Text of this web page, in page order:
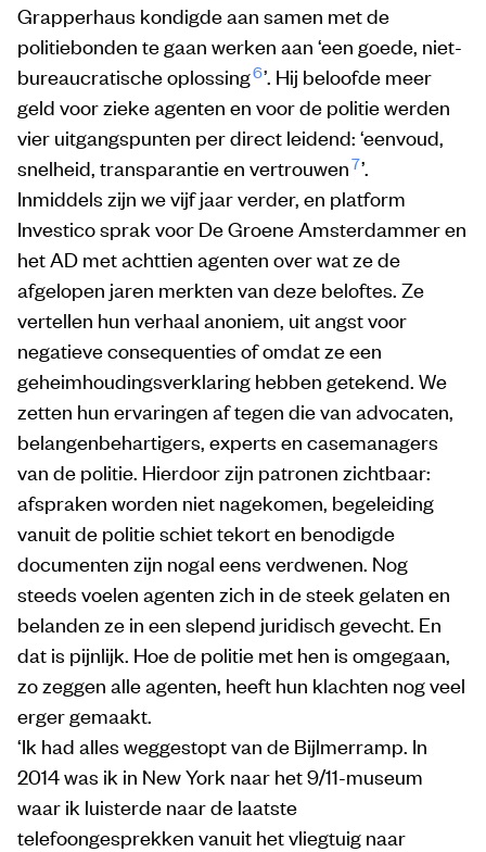
Grapperhaus kondigde aan samen met de
politiebonden te gaan werken aan ‘een goede, niet-
bureaucratische oplossing6’. Hij beloofde meer
geld voor zieke agenten en voor de politie werden
vier uitgangspunten per direct leidend: ‘eenvoud,
snelheid, transparantie en vertrouwen7’.
Inmiddels zijn we vijf jaar verder, en platform
Investico sprak voor De Groene Amsterdammer en
het AD met achttien agenten over wat ze de
afgelopen jaren merkten van deze beloftes. Ze
vertellen hun verhaal anoniem, uit angst voor
negatieve consequenties of omdat ze een
geheimhoudingsverklaring hebben getekend. We
zetten hun ervaringen af tegen die van advocaten,
belangenbehartigers, experts en casemanagers
van de politie. Hierdoor zijn patronen zichtbaar:
afspraken worden niet nagekomen, begeleiding
vanuit de politie schiet tekort en benodigde
documenten zijn nogal eens verdwenen. Nog
steeds voelen agenten zich in de steek gelaten en
belanden ze in een slepend juridisch gevecht. En
dat is pijnlijk. Hoe de politie met hen is omgegaan,
zo zeggen alle agenten, heeft hun klachten nog veel
erger gemaakt.
‘Ik had alles weggestopt van de Bijlmerramp. In
2014 was ik in New York naar het 9/11-museum
waar ik luisterde naar de laatste
telefoongesprekken vanuit het vliegtuig naar